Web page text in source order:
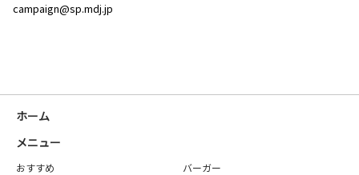
campaign@sp.mdj.jp
ホーム
メニュー
おすすめ
バーガー